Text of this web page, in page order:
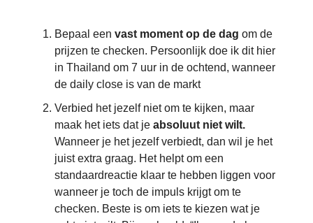
Bepaal een vast moment op de dag om de
prijzen te checken. Persoonlijk doe ik dit hier
in Thailand om 7 uur in de ochtend, wanneer
de daily close is van de markt
Verbied het jezelf niet om te kijken, maar
maak het iets dat je absoluut niet wilt.
Wanneer je het jezelf verbiedt, dan wil je het
juist extra graag. Het helpt om een
standaardreactie klaar te hebben liggen voor
wanneer je toch de impuls krijgt om te
checken. Beste is om iets te kiezen wat je